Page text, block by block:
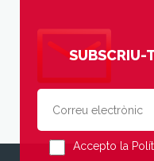
SUBSCRIU-
Accepto la